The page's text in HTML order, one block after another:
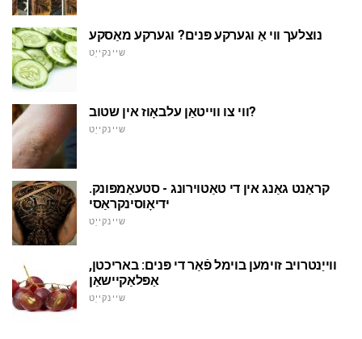
נוצלעך ווי אַ וגערקע פּנים? וגערקע מאַסקע
שיינקייַט
ווי צו ווייטאַן עלבאָוז אין שטוב?
שיינקייַט
קראַנט גאַנג אין די טאַטוירונג - סטעאַמפּונק.
ידיאָוסינקראַסי
שיינקייַט
ווייַנטרויב זוימען בוימל פֿאַר די פּנים: באריכטן,
אַפּלאַקיישאַן
שיינקייַט